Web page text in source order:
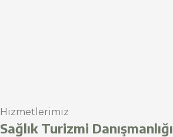
Hizmetlerimiz
Sağlık Turizmi Danışmanlığı